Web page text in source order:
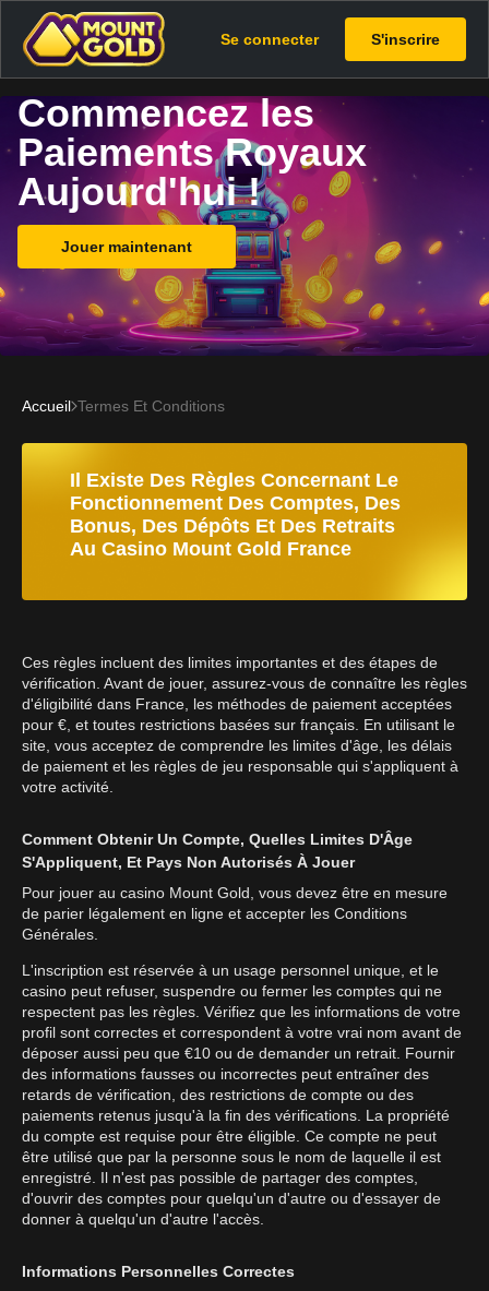
Se connecter S'inscrire
Commencez les
Paiements Royaux
Aujourd'hui !
Jouer maintenant
Accueil Termes Et Conditions
Il Existe Des Règles Concernant Le
Fonctionnement Des Comptes, Des
Bonus, Des Dépôts Et Des Retraits
Au Casino Mount Gold France
Ces règles incluent des limites importantes et des étapes de
vérification. Avant de jouer, assurez-vous de connaître les règles
d'éligibilité dans France, les méthodes de paiement acceptées
pour €, et toutes restrictions basées sur français. En utilisant le
site, vous acceptez de comprendre les limites d'âge, les délais
de paiement et les règles de jeu responsable qui s'appliquent à
votre activité.
Comment Obtenir Un Compte, Quelles Limites D'Âge
S'Appliquent, Et Pays Non Autorisés À Jouer
Pour jouer au casino Mount Gold, vous devez être en mesure
de parier légalement en ligne et accepter les Conditions
Générales.
L'inscription est réservée à un usage personnel unique, et le
casino peut refuser, suspendre ou fermer les comptes qui ne
respectent pas les règles. Vérifiez que les informations de votre
profil sont correctes et correspondent à votre vrai nom avant de
déposer aussi peu que €10 ou de demander un retrait. Fournir
des informations fausses ou incorrectes peut entraîner des
retards de vérification, des restrictions de compte ou des
paiements retenus jusqu'à la fin des vérifications. La propriété
du compte est requise pour être éligible. Ce compte ne peut
être utilisé que par la personne sous le nom de laquelle il est
enregistré. Il n'est pas possible de partager des comptes,
d'ouvrir des comptes pour quelqu'un d'autre ou d'essayer de
donner à quelqu'un d'autre l'accès.
Informations Personnelles Correctes